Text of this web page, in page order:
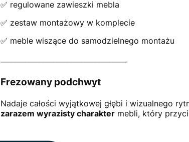
✅ regulowane zawieszki mebla
✅ zestaw montażowy w komplecie
✅ meble wiszące do samodzielnego montażu
Frezowany podchwyt
Nadaje całości wyjątkowej głębi i wizualnego
zarazem wyrazisty charaktermebli, który